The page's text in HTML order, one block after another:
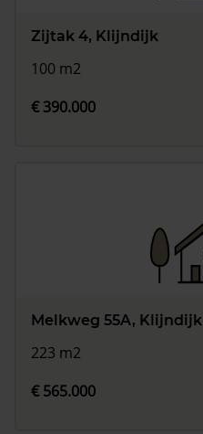
Zijtak 4, Klijndijk
100 m2
€ 390.000
Melkweg 55A, Klijndijk
223 m2
€ 565.000